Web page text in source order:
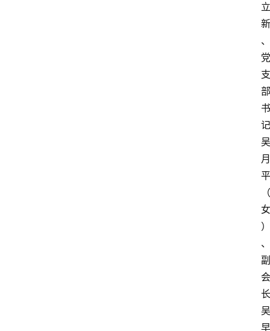
立
新
、
党
支
部
书
记
吴
月
平
（
女
）
、
副
会
长
吴
早